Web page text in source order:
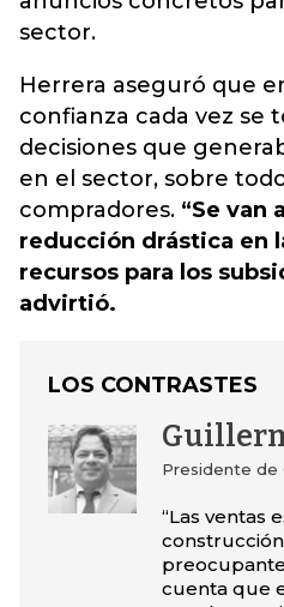
sector.
Herrera aseguró que
confianza cada vez se
decisiones que
en el sector, sobre
compradores. “Se van
reducción drástica en
recursos para los
advirtió.
LOS CONTRASTES
Presidente de
“Las ventas
construcción
cuenta que